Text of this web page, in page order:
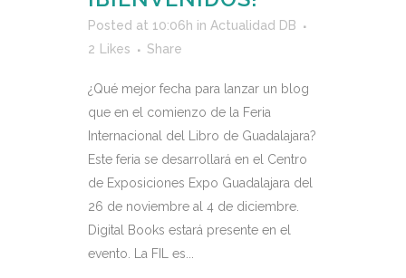
Posted at 10:06h in Actualidad DB
2
Likes Share
¿Qué mejor fecha para lanzar un blog
que en el comienzo de la Feria
Internacional del Libro de Guadalajara?
Este feria se desarrollará en el Centro
de Exposiciones Expo Guadalajara del
26 de noviembre al 4 de diciembre.
Digital Books estará presente en el
evento. La FIL es...